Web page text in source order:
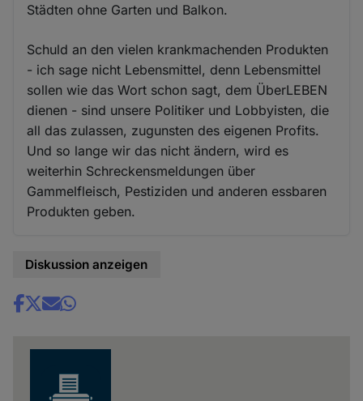
Städten ohne Garten und Balkon.
Schuld an den vielen krankmachenden Produkten
- ich sage nicht Lebensmittel, denn Lebensmittel
sollen wie das Wort schon sagt, dem ÜberLEBEN
dienen - sind unsere Politiker und Lobbyisten, die
all das zulassen, zugunsten des eigenen Profits.
Und so lange wir das nicht ändern, wird es
weiterhin Schreckensmeldungen über
Gammelfleisch, Pestiziden und anderen essbaren
Produkten geben.
Diskussion anzeigen
Share